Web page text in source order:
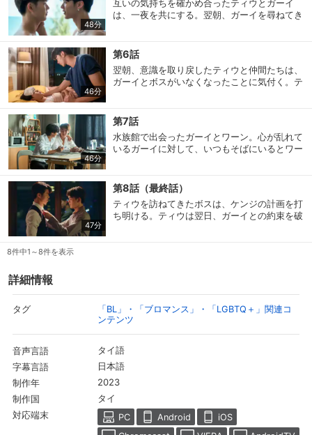
会員設定
会員情報変更
決済方法変更
48分
互いの気持ちを確かめ合ったティウとガーイ
は、一夜を共にする。翌朝、ガーイを尋ねてき
ティウは組織の生活を終わらせようとパイブー
ンを訪ね、パイブーンはティウに4発の弾丸が
入った銃を手渡すのだが…
46分
第6話
翌朝、意識を取り戻したティウと仲間たちは、
ガーイとボスがいなくなったことに気付く。テ
止め、ガーイを救い出すが、その後も続く脅威
に、ティウはガーイと距離を置く決心をする。
46分
第7話
水族館で出会ったガーイとワーン。心が乱れて
いるガーイに対して、いつもそばにいるとワー
方、ティウはすべてに決着をつけるためにケン
ジを訪ねる。
47分
第8話（最終話）
ティウを訪ねてきたボスは、ケンジの計画を打
ち明ける。ティウは翌日、ガーイとの約束を破
8件中1～8件を表示
詳細情報
タグ
「BL」・「ブロマンス」・「LGBTQ＋」関連コ
ンテンツ
音声言語 タイ語
字幕言語 日本語
制作年 2023
制作国 タイ
対応端末 PC Android
iOS